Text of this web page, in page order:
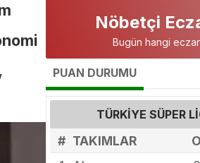
Nöbetçi
Bugün hangi
PUAN DURUMU
TÜRKIYE SÜPER
# TAKIMLAR O